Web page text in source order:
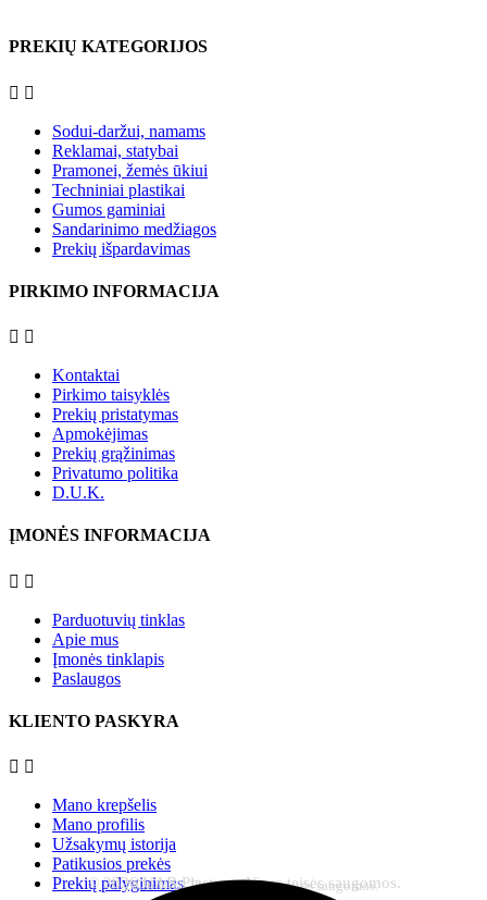
PREKIŲ KATEGORIJOS
 
Sodui-daržui, namams
Reklamai, statybai
Pramonei, žemės ūkiui
Techniniai plastikai
Gumos gaminiai
Sandarinimo medžiagos
Prekių išpardavimas
PIRKIMO INFORMACIJA
 
Kontaktai
Pirkimo taisyklės
Prekių pristatymas
Apmokėjimas
Prekių grąžinimas
Privatumo politika
D.U.K.
ĮMONĖS INFORMACIJA
 
Parduotuvių tinklas
Apie mus
Įmonės tinklapis
Paslaugos
KLIENTO PASKYRA
 
Mano krepšelis
Mano profilis
Užsakymų istorija
Patikusios prekės
Prekių palyginimas
© 2026 UAB Plastena. Visos teisės saugomos.
© 2026 UAB Plastena. Visos teisės saugomos.